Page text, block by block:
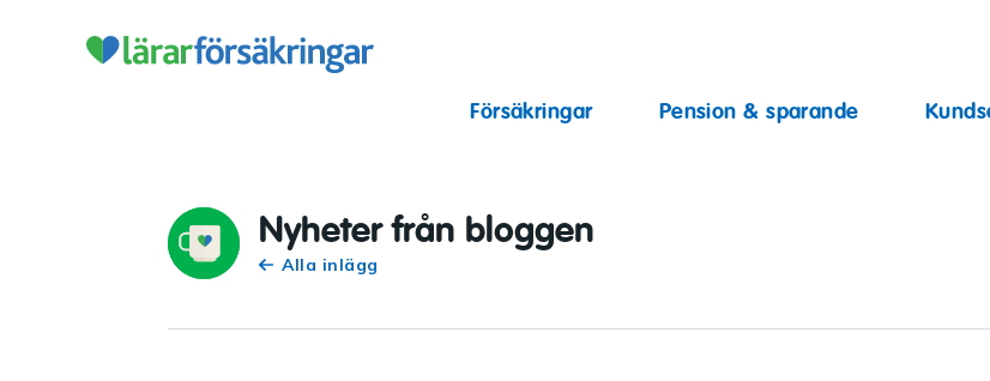
Försäkringar Pension & sparande
Nyheter från bloggen
Alla inlägg